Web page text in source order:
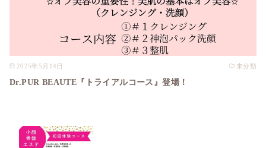
2025年5月14日 未分類
Dr.PUR BEAUTE『トライアルコース』登場！